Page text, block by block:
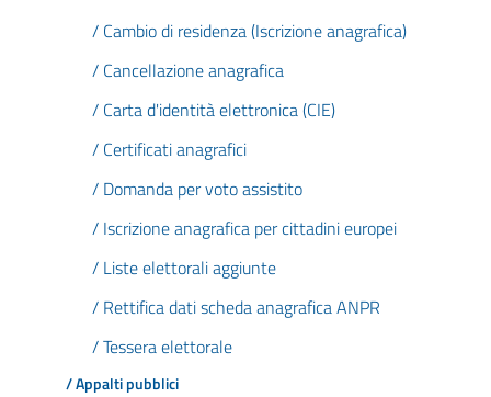
/ Cambio di residenza (Iscrizione anagrafica)
/ Cancellazione anagrafica
/ Carta d'identità elettronica (CIE)
/ Certificati anagrafici
/ Domanda per voto assistito
/ Iscrizione anagrafica per cittadini europei
/ Liste elettorali aggiunte
/ Rettifica dati scheda anagrafica ANPR
/ Tessera elettorale
/ Appalti pubblici